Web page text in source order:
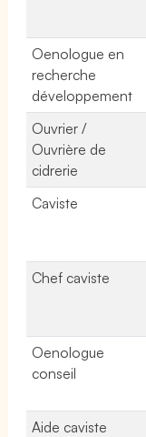
Oenologue en
recherche
développement
Ouvrier /
Ouvrière de
cidrerie
Caviste
Chef caviste
Oenologue
conseil
Aide caviste